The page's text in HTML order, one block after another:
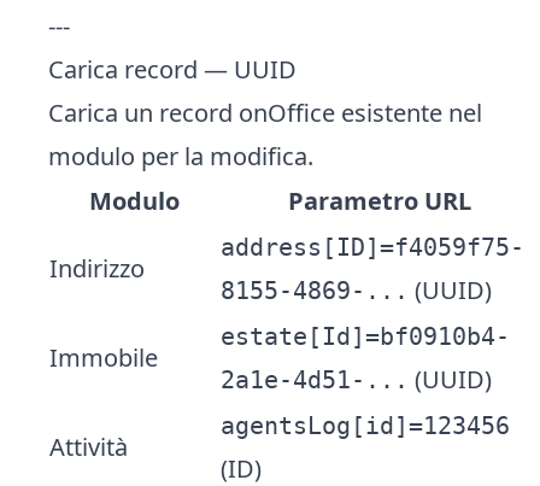
---
Carica record — UUID
Carica un record onOffice esistente nel
modulo per la modifica.
Modulo
Parametro URL
Indirizzo
address[ID]=f4059f75-
8155-4869-... (UUID)
Immobile
estate[Id]=bf0910b4-
2a1e-4d51-... (UUID)
Attività
agentsLog[id]=123456
(ID)